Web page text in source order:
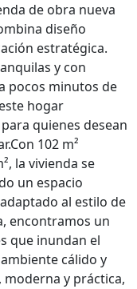
de obra nueva
diseño
estratégica.
y con
pocos minutos de
hogar
quienes desean
102 m²
la vivienda se
un espacio
al estilo de
encontramos un
que inundan el
cálido y
moderna y práctica,